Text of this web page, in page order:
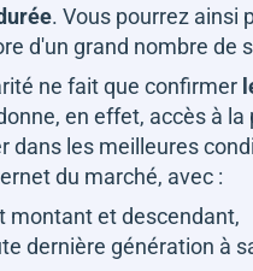
. Vous pourrez ainsi
d'un grand nombre de
ne fait que confirmer
en effet, accès à
dans les meilleures
du marché, avec :
montant et descendant,
dernière génération à